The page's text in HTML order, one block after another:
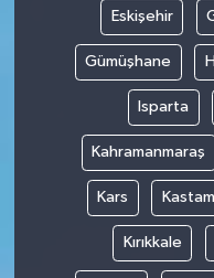
Eskişehir
Gümüşhane
Isparta
Kahramanmaraş
Kars
Kırıkkale